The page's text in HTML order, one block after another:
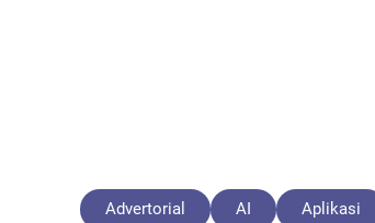
Advertorial AI Aplikasi